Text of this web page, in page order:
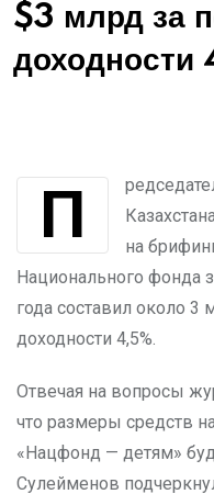
$3 млрд за
доходности
Председатель Национального банка
на
Национального фонда
года составил около
доходности 4,5%.
Отвечая на вопросы
что размеры средств
«Нацфонд — детям»
Сулейменов